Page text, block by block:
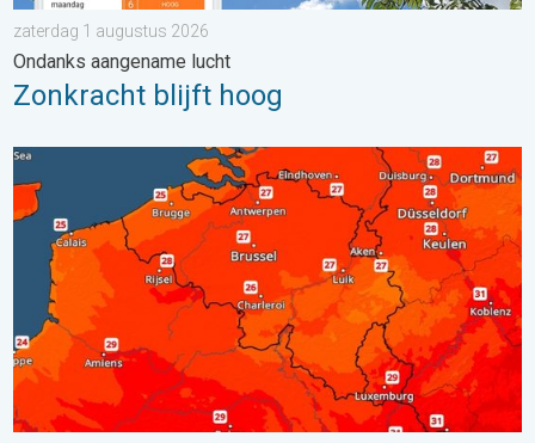
zaterdag 1 augustus 2026
Ondanks aangename lucht
Zonkracht blijft hoog
Zaterdag warmste dag van de week. Bijna overal zomers